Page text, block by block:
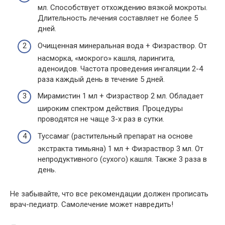
мл. Способствует отхождению вязкой мокроты.
Длительность лечения составляет не более 5
дней.
Очищенная минеральная вода + Физраствор. От
насморка, «мокрого» кашля, ларингита,
аденоидов. Частота проведения ингаляции 2-4
раза каждый день в течение 5 дней.
Мирамистин 1 мл + Физраствор 2 мл. Обладает
широким спектром действия. Процедуры
проводятся не чаще 3-х раз в сутки.
Туссамаг (растительный препарат на основе
экстракта тимьяна) 1 мл + Физраствор 3 мл. От
непродуктивного (сухого) кашля. Также 3 раза в
день.
Не забывайте, что все рекомендации должен прописать
врач-педиатр. Самолечение может навредить!